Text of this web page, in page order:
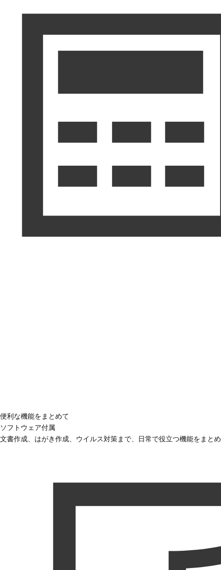
便利な機能をまとめて
ソフトウェア付属
文書作成、はがき作成、ウイルス対策まで、日常で役立つ機能をまと